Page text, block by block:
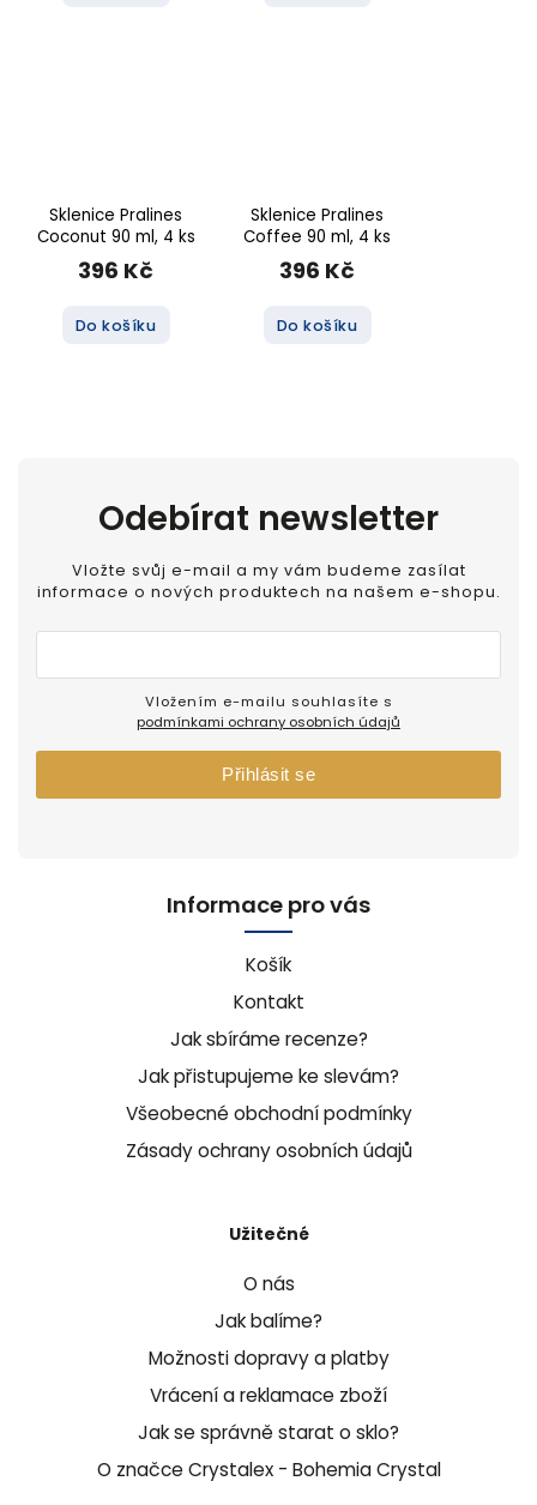
Sklenice Pralines
Coconut 90 ml, 4 ks
396 Kč
Do košíku
Sklenice Pralines
Coffee 90 ml, 4 ks
396 Kč
Do košíku
Odebírat newsletter
Vložte svůj e-mail a my vám budeme zasílat
informace o nových produktech na našem e-shopu.
podmínkami ochrany osobních údajů
Přihlásit se
Informace pro vás
Košík
Kontakt
Jak sbíráme recenze?
Jak přistupujeme ke slevám?
Všeobecné obchodní podmínky
Zásady ochrany osobních údajů
Užitečné
O nás
Jak balíme?
Možnosti dopravy a platby
Vrácení a reklamace zboží
Jak se správně starat o sklo?
O značce Crystalex - Bohemia Crystal